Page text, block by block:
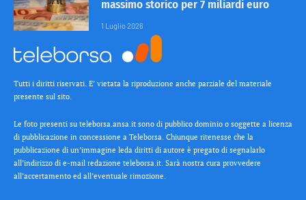
massimo storico per 7 miliardi euro
1 Luglio 2026
Tutti i diritti riservati. E’ vietata la riproduzione anche parziale del materiale
presente sul sito.
Le foto presenti su teleborsa.ansa.it sono di pubblico dominio o soggette a licenza
di pubblicazione in concessione a Teleborsa. Chiunque ritenesse che la
pubblicazione di un’immagine leda diritti di autore è pregato di segnalarlo
all’indirizzo di e-mail redazione teleborsa.it. Sarà nostra cura provvedere
all’accertamento ed all’eventuale rimozione.